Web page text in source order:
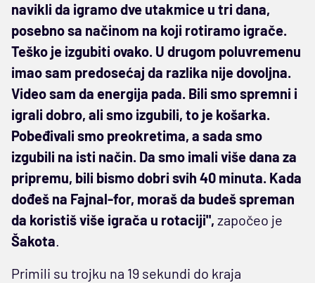
navikli da igramo dve utakmice u tri dana,
posebno sa načinom na koji rotiramo igrače.
Teško je izgubiti ovako. U drugom poluvremenu
imao sam predosećaj da razlika nije dovoljna.
Video sam da energija pada. Bili smo spremni i
igrali dobro, ali smo izgubili, to je košarka.
Pobeđivali smo preokretima, a sada smo
izgubili na isti način. Da smo imali više dana za
pripremu, bili bismo dobri svih 40 minuta. Kada
dođeš na Fajnal-for, moraš da budeš spreman
da koristiš više igrača u rotaciji", započeo je
Šakota.
Primili su trojku na 19 sekundi do kraja